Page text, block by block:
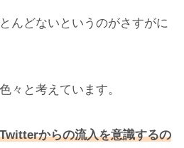
んどないというのがさすがに
々と考えています。
からの流入を意識するの